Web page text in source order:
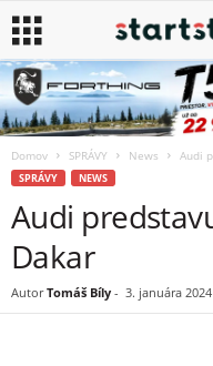
Domov SPRÁVY News Audi
SPRÁVY NEWS
Audi
Dakar
Autor Tomáš Bíly - 3. januára 2024